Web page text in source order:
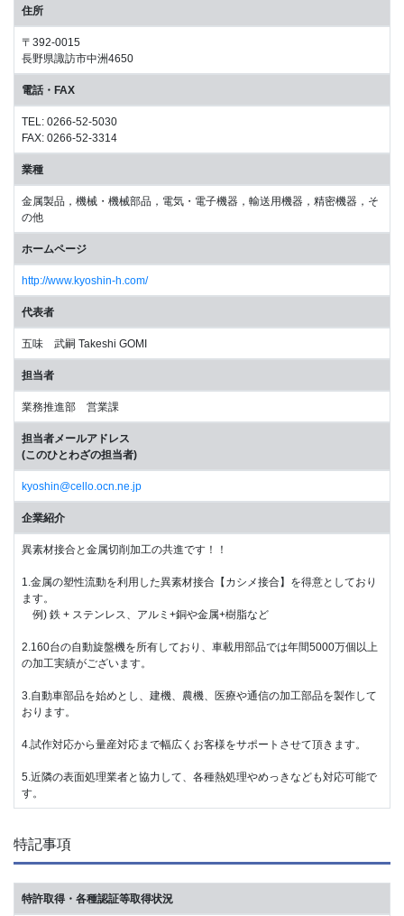
住所
〒392-0015
長野県諏訪市中洲4650
電話・FAX
TEL: 0266-52-5030
FAX: 0266-52-3314
業種
金属製品，機械・機械部品，電気・電子機器，輸送用機器，精密機器，そ
の他
ホームページ
http://www.kyoshin-h.com/
代表者
五味 武嗣 Takeshi GOMI
担当者
業務推進部 営業課
担当者メールアドレス
(このひとわざの担当者)
kyoshin@cello.ocn.ne.jp
企業紹介
異素材接合と金属切削加工の共進です！！
1.金属の塑性流動を利用した異素材接合【カシメ接合】を得意としており
ます。
例) 鉄 + ステンレス、アルミ+銅や金属+樹脂など
2.160台の自動旋盤機を所有しており、車載用部品では年間5000万個以上
の加工実績がございます。
3.自動車部品を始めとし、建機、農機、医療や通信の加工部品を製作して
おります。
4.試作対応から量産対応まで幅広くお客様をサポートさせて頂きます。
5.近隣の表面処理業者と協力して、各種熱処理やめっきなども対応可能で
す。
特記事項
特許取得・各種認証等取得状況